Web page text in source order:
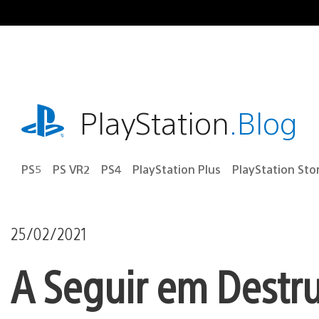
para
playstation.comPlayStation.Blog
PS5 PS VR2 PS4 PlayStation Plus PlayStation
25/02/2021
A Seguir em